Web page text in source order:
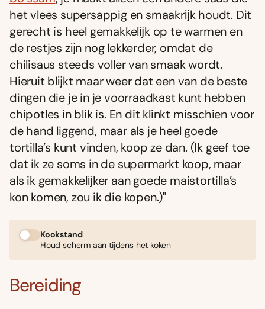
het vlees supersappig en smaakrĳk houdt. Dit
gerecht is heel gemakkelĳk op te warmen en
de restjes zĳn nog lekkerder, omdat de
chilisaus steeds voller van smaak wordt.
Hieruit blĳkt maar weer dat een van de beste
dingen die je in je voorraadkast kunt hebben
chipotles in blik is. En dit klinkt misschien voor
de hand liggend, maar als je heel goede
tortilla’s kunt vinden, koop ze dan. (Ik geef toe
dat ik ze soms in de supermarkt koop, maar
als ik gemakkelĳker aan goede maistortilla’s
kon komen, zou ik die kopen.)"
Kookstand
Houd scherm aan tijdens het koken
Bereiding